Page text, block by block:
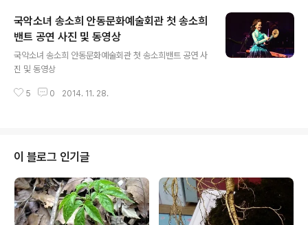
림픽체육관 내 특별 부스 당일 행사는 오전 10시 ~ 오후 7
시 까지 입니다 문의 : 010 - 7652 - 3933 010 - 7114
- 8132 13개국 100여단체 ‘2014 외국인 주민 커뮤니티
문화행사’ 열린다 ‘다문화생활스포츠협회' 주최로 12월 14
포츠협회 이홍 회장 © 이성민기자[플..
국악소녀 송소희 안동문화예술회관 첫 송소희
밴트 공연 사진 및 동영상
국악소녀 송소희 안동문화예술회관 첫 송소희밴트 공연 사
진 및 동영상
5 0 2014. 11. 28.
이 블로그 인기글